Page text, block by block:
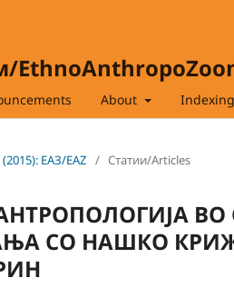
About Indexing
ЕАЗ/EAZ / Статии/Articles
СО НАШКО